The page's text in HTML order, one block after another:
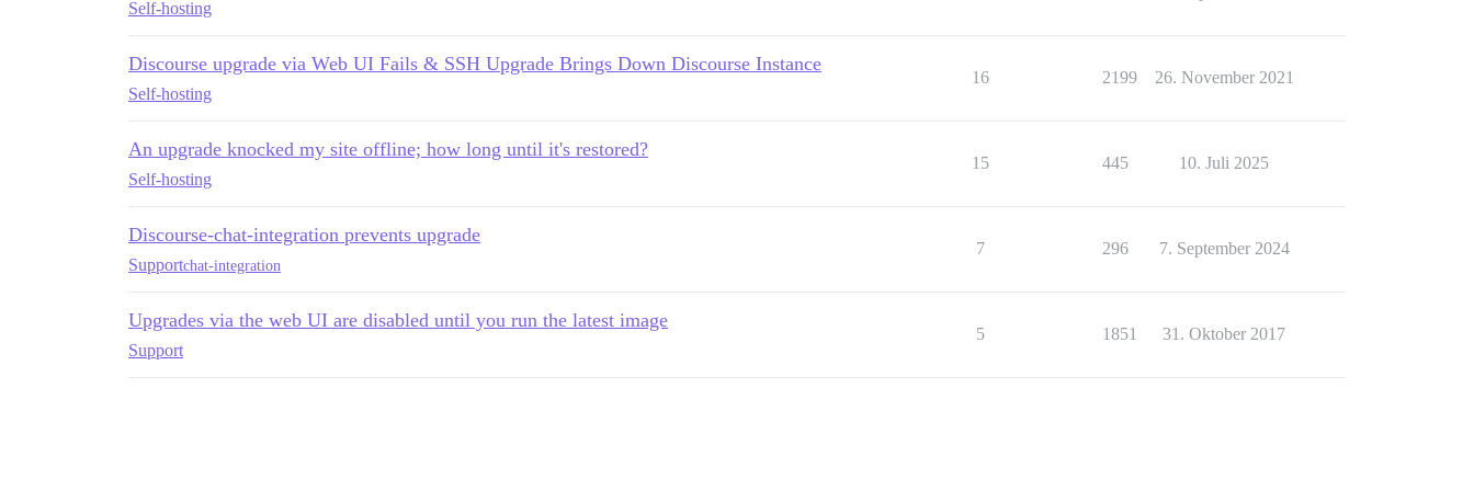
Self-hosting
Discourse upgrade via Web UI Fails & SSH Upgrade Brings Down Discourse Instance
Self-hosting
16 2199 26. November 2021
An upgrade knocked my site offline; how long until it's restored?
Self-hosting
15 445 10. Juli 2025
Discourse-chat-integration prevents upgrade
Supportchat-integration
7 296 7. September 2024
Upgrades via the web UI are disabled until you run the latest image
Support
5 1851 31. Oktober 2017